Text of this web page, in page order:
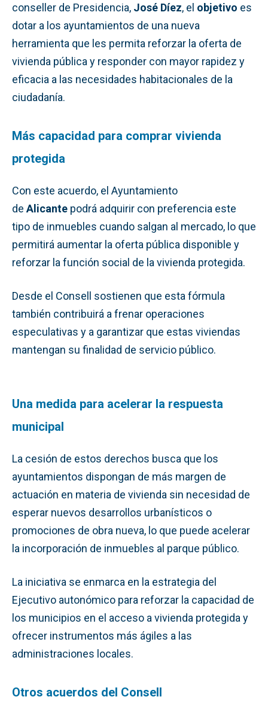
conseller de Presidencia, José Díez, el objetivo es
dotar a los ayuntamientos de una nueva
herramienta que les permita reforzar la oferta de
vivienda pública y responder con mayor rapidez y
eficacia a las necesidades habitacionales de la
ciudadanía.
Más capacidad para comprar vivienda
protegida
Con este acuerdo, el Ayuntamiento
de Alicante podrá adquirir con preferencia este
tipo de inmuebles cuando salgan al mercado, lo que
permitirá aumentar la oferta pública disponible y
reforzar la función social de la vivienda protegida.
Desde el Consell sostienen que esta fórmula
también contribuirá a frenar operaciones
especulativas y a garantizar que estas viviendas
mantengan su finalidad de servicio público.
Una medida para acelerar la respuesta
municipal
La cesión de estos derechos busca que los
ayuntamientos dispongan de más margen de
actuación en materia de vivienda sin necesidad de
esperar nuevos desarrollos urbanísticos o
promociones de obra nueva, lo que puede acelerar
la incorporación de inmuebles al parque público.
La iniciativa se enmarca en la estrategia del
Ejecutivo autonómico para reforzar la capacidad de
los municipios en el acceso a vivienda protegida y
ofrecer instrumentos más ágiles a las
administraciones locales.
Otros acuerdos del Consell